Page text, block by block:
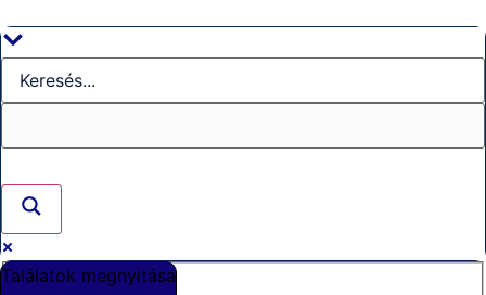
a
tartalomhoz
Találatok megnyitása